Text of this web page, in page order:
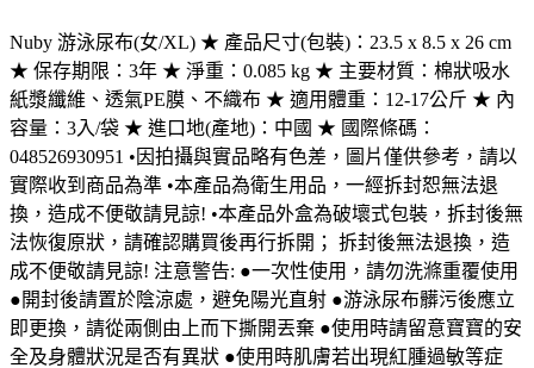
Nuby 游泳尿布(女/XL) ★ 產品尺寸(包裝)：23.5 x 8.5 x 26 cm
★ 保存期限：3年 ★ 淨重：0.085 kg ★ 主要材質：棉狀吸水
紙漿纖維、透氣PE膜、不織布 ★ 適用體重：12-17公斤 ★ 內
容量：3入/袋 ★ 進口地(產地)：中國 ★ 國際條碼：
048526930951 •因拍攝與實品略有色差，圖片僅供參考，請以
實際收到商品為準 •本產品為衛生用品，一經拆封恕無法退
換，造成不便敬請見諒! •本產品外盒為破壞式包裝，拆封後無
法恢復原狀，請確認購買後再行拆開； 拆封後無法退換，造
成不便敬請見諒! 注意警告: ●一次性使用，請勿洗滌重覆使用
●開封後請置於陰涼處，避免陽光直射 ●游泳尿布髒污後應立
即更換，請從兩側由上而下撕開丟棄 ●使用時請留意寶寶的安
全及身體狀況是否有異狀 ●使用時肌膚若出現紅腫過敏等症